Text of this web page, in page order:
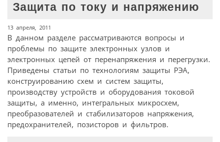
Защита по току и напряжению
13 апреля, 2011
В данном разделе рассматриваются вопросы и
проблемы по защите электронных узлов и
электронных цепей от перенапряжения и перегрузки.
Приведены статьи по технологиям защиты РЭА,
конструированию схем и систем защиты,
производству устройств и оборудования токовой
защиты, а именно, интегральных микросхем,
преобразователей и стабилизаторов напряжения,
предохранителей, позисторов и фильтров.